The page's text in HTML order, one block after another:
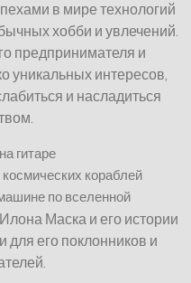
в мире технологий
хобби и увлечений.
предпринимателя и
уникальных интересов,
и насладиться
гитаре
кораблей
по вселенной
Маска и его истории
его поклонников и